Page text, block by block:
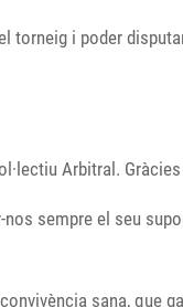
torneig i poder
Arbitral. Gràcies
sempre el seu
sana, que